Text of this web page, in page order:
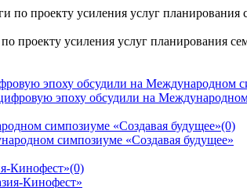
проекту усиления услуг планирования
эпоху обсудили на Международном
симпозиуме «Создавая будущее»(0)
Кинофест»(0)